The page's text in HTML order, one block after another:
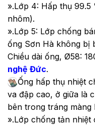
».Lớp 4: Hấp thụ
nhôm).
».Lớp 5: Lớp chống
ống Sơn Hà không bị
Chiều dài ống, Ø58:
nghệ Đức.
Ống hấp thụ nhiệt
va đập cao, ở giữa là
bên trong tráng màng
».Lớp chống tản